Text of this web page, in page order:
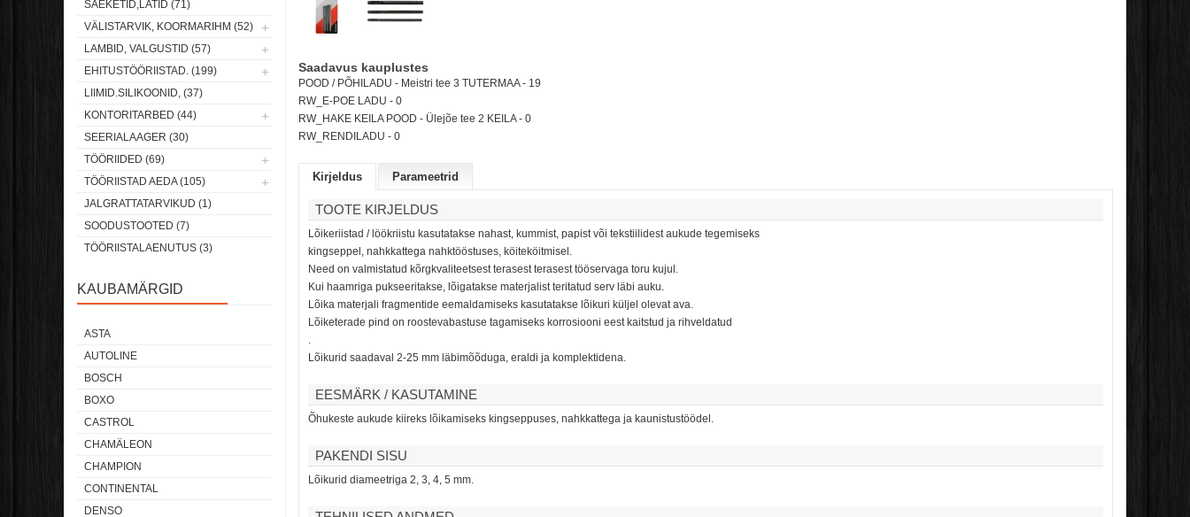
SAEKETID,LATID (71)
VÄLISTARVIK, KOORMARIHM (52)
LAMBID, VALGUSTID (57)
EHITUSTÖÖRIISTAD. (199)
LIIMID.SILIKOONID, (37)
KONTORITARBED (44)
SEERIALAAGER (30)
TÖÖRIIDED (69)
TÖÖRIISTAD AEDA (105)
JALGRATTATARVIKUD (1)
SOODUSTOOTED (7)
TÖÖRIISTALAENUTUS (3)
KAUBAMÄRGID
ASTA
AUTOLINE
BOSCH
BOXO
CASTROL
CHAMÄLEON
CHAMPION
CONTINENTAL
DENSO
Saadavus kauplustes
POOD / PÕHILADU - Meistri tee 3 TUTERMAA - 19
RW_E-POE LADU - 0
RW_HAKE KEILA POOD - Ülejõe tee 2 KEILA - 0
RW_RENDILADU - 0
Kirjeldus Parameetrid
TOOTE KIRJELDUS
Lõikeriistad / löökriistu kasutatakse nahast, kummist, papist või tekstiilidest aukude tegemiseks
kingseppel, nahkkattega nahktööstuses, köiteköitmisel.
Need on valmistatud kõrgkvaliteetsest terasest terasest tööservaga toru kujul.
Kui haamriga pukseeritakse, lõigatakse materjalist teritatud serv läbi auku.
Lõika materjali fragmentide eemaldamiseks kasutatakse lõikuri küljel olevat ava.
Lõiketerade pind on roostevabastuse tagamiseks korrosiooni eest kaitstud ja rihveldatud
Lõikurid saadaval 2-25 mm läbimõõduga, eraldi ja komplektidena.
EESMÄRK / KASUTAMINE
Õhukeste aukude kiireks lõikamiseks kingseppuses, nahkkattega ja kaunistustöödel.
PAKENDI SISU
Lõikurid diameetriga 2, 3, 4, 5 mm.